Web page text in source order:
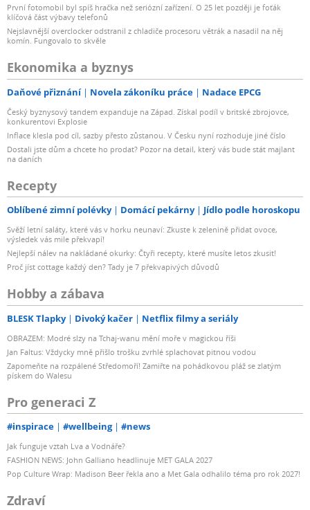
První fotomobil byl spíš hračka než seriózní zařízení. O 25 let později je foťák
klíčová část výbavy telefonů
Nejslavnější overclocker odstranil z chladiče procesoru větrák a nasadil na něj
komín. Fungovalo to skvěle
Ekonomika a byznys
Daňové přiznání Novela zákoníku práce Nadace EPCG
Český byznysový tandem expanduje na Západ. Získal podíl v britské zbrojovce,
konkurentovi Explosie
Inflace klesla pod cíl, sazby přesto zůstanou. V Česku nyní rozhoduje jiné číslo
Dostali jste dům a chcete ho prodat? Pozor na detail, který vás bude stát majlant
na daních
Recepty
Oblíbené zimní polévky Domácí pekárny Jídlo podle horoskopu
Svěží letní saláty, které vás v horku neunaví: Zkuste k zelenině přidat ovoce,
výsledek vás mile překvapí!
Nejlepší nálev na nakládané okurky: Čtyři recepty, které musíte letos zkusit!
Proč jíst cottage každý den? Tady je 7 překvapivých důvodů
Hobby a zábava
BLESK Tlapky Divoký kačer Netflix filmy a seriály
OBRAZEM: Modré slzy na Tchaj-wanu mění moře v magickou říši
Jan Faltus: Vždycky mně přišlo trošku zvrhlé splachovat pitnou vodou
Zapomeňte na rozpálené Středomoří! Zamiřte na pohádkovou pláž se zlatým
pískem do Walesu
Pro generaci Z
#inspirace #wellbeing #news
Jak funguje vztah Lva a Vodnáře?
FASHION NEWS: John Galliano headlinuje MET GALA 2027
Pop Culture Wrap: Madison Beer řekla ano a Met Gala odhalilo téma pro rok 2027!
Zdraví